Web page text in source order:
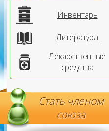
Инвентарь
Литература
Лекарственные
средства
Стать членом
союза